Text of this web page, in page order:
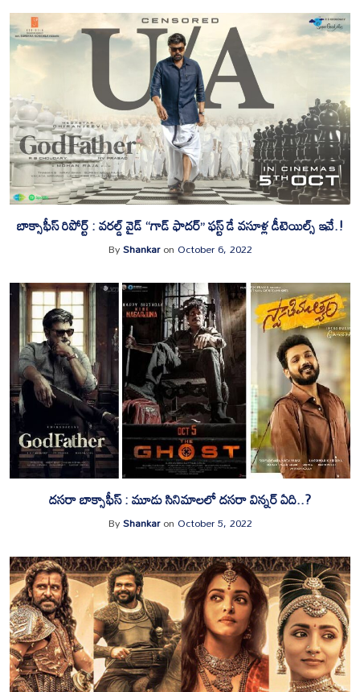
బాక్సాఫీస్ రిపోర్ట్ : వరల్డ్ వైడ్ “గాడ్ ఫాదర్” ఫస్ట్ డే వసూళ్ల డీటెయిల్స్ ఇవే.!
ByShankaron October 6, 2022
దసరా బాక్సాఫీస్ : మూడు సినిమాలలో దసరా విన్నర్ ఏది..?
ByShankaron October 5, 2022